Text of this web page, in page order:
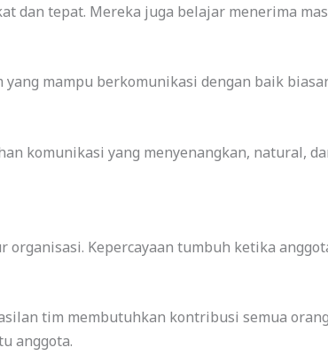
dan tepat. Mereka juga belajar menerima
mampu berkomunikasi dengan baik
komunikasi yang menyenangkan, natural,
Kepercayaan tumbuh ketika
tim membutuhkan kontribusi semua
anggota.